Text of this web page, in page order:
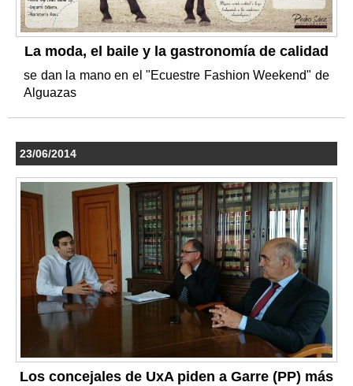
La moda, el baile y la gastronomía de calidad
se dan la mano en el "Ecuestre Fashion Weekend" de
Alguazas
23/06/2014
Los concejales de UxA piden a Garre (PP) más